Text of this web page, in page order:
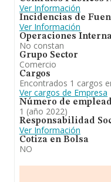
Ver Información
Incidencias de
Ver Información
Operaciones
No constan
Grupo Sector
Comercio
Cargos
Encontrados 1 cargos
Ver cargos de Empresa
Número de
1 (año 2022)
Responsabilidad
Ver Información
Cotiza en Bolsa
NO